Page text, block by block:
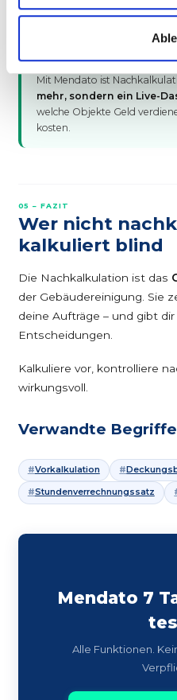
Jahresende.
Mit Mendato ist
mehr, sondern ein Live-
welche Objekte Geld
kosten.
05 – FAZIT
Wer nicht
kalkuliert blind
Die Nachkalkulation ist das
der Gebäudereinigung. Sie
deine Aufträge – und gibt
Entscheidungen.
Kalkuliere vor, kontrolliere
wirkungsvoll.
Verwandte Begriffe
Vorkalkulation
Stundenverrechnungssatz
Mendato 7
Alle Funktionen.